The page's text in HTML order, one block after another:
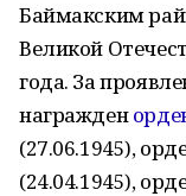
Баймакским
Великой
года. За
награжден
(27.06.1945),
(24.04.1945),